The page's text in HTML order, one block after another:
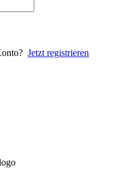
Jetzt registrieren